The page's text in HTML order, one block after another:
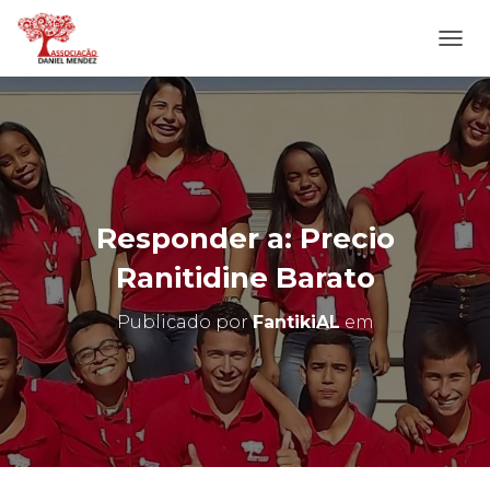
L
T
E
R
N
A
N
A
E
G
O
Responder a: Precio
Ranitidine Barato
Publicado porFantikiALem